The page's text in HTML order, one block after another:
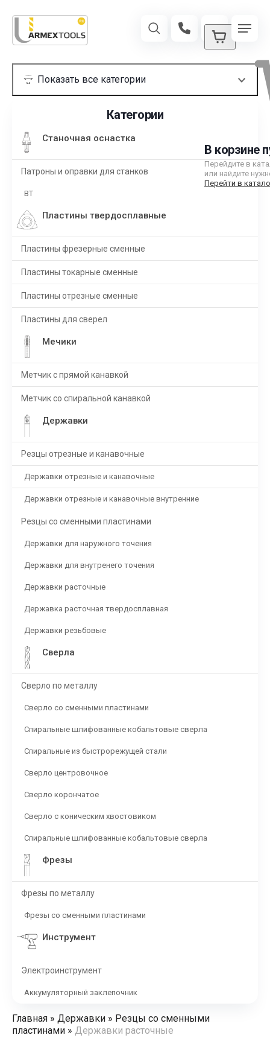
В корзине
Перейдите в
или найдите
Перейти в
Категории
Станочная оснастка
Патроны и оправки для станков
BT
Пластины твердосплавные
Пластины фрезерные сменные
Пластины токарные сменные
Пластины отрезные сменные
Пластины для сверел
Мечики
Метчик с прямой канавкой
Метчик со спиральной канавкой
Державки
Резцы отрезные и канавочные
Державки отрезные и канавочные
Державки отрезные и канавочные внутренние
Резцы со сменными пластинами
Державки для наружного точения
Державки для внутренего точения
Державки расточные
Державка расточная твердосплавная
Державки резьбовые
Сверла
Сверло по металлу
Сверло со сменными пластинами
Спиральные шлифованные кобальтовые сверла
Спиральные из быстрорежущей стали
Сверло центровочное
Сверло корончатое
Сверло с коническим хвостовиком
Спиральные шлифованные кобальтовые сверла
Фрезы
Фрезы по металлу
Фрезы со сменными пластинами
Инструмент
Электроинструмент
Аккумуляторный заклепочник
Главная » Державки » Резцы со сменными
пластинами » Державки расточные